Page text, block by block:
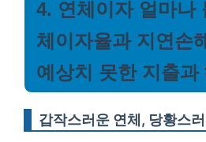
4. 연체이자 얼마나
체이자율과 지연손
예상치 못한 지출과
갑작스러운 연체, 당황스